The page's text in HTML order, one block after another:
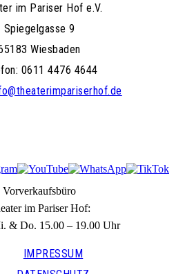
im Pariser Hof e.V.
Spiegelgasse 9
Wiesbaden
0611 4476 4644
Vorverkaufsbüro
im Pariser Hof:
& Do. 15.00 – 19.00 Uhr
IMPRESSUM